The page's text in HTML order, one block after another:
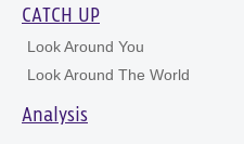
CATCH UP
Look Around You
Look Around The World
Analysis